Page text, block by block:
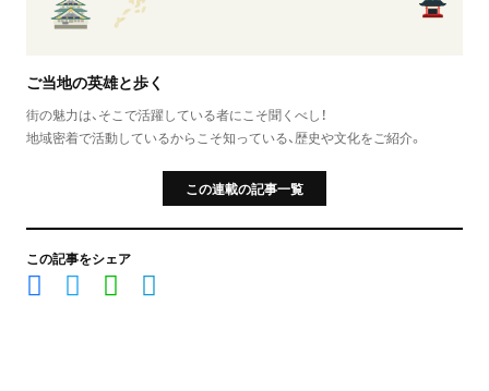
ご当地の英雄と歩く
街の魅力は、そこで活躍している者にこそ聞くべし！
地域密着で活動しているからこそ知っている、歴史や文化をご紹介。
この連載の記事一覧
この記事をシェア